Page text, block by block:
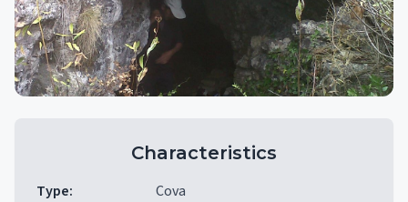
Characteristics
Type:
Cova